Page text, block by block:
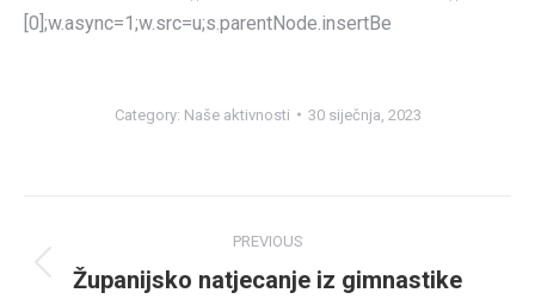
[0];w.async=1;w.src=u;s.parentNode.insertBe
Category: Naše aktivnosti 30 siječnja, 2023
navigation
PREVIOUS
Previous
Županijsko natjecanje iz gimnastike